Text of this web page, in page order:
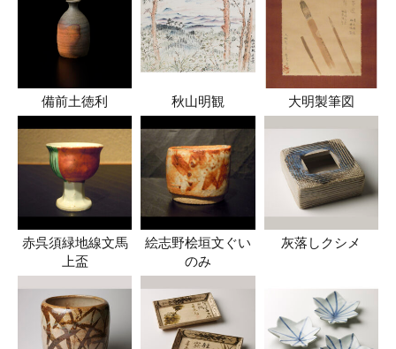
備前土徳利 秋山明観 大明製筆図
赤呉須緑地線文馬
上盃
絵志野桧垣文ぐい
のみ
灰落しクシメ